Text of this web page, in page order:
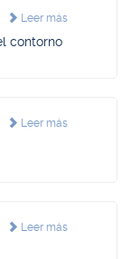
Leer más
contorno
Leer más
Leer más